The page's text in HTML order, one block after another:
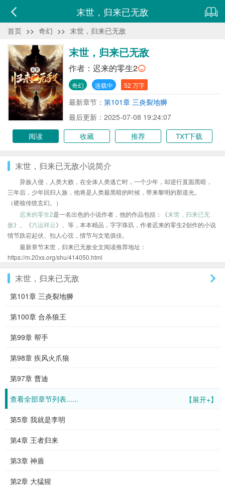
末世，归来已无敌
首页 >> 奇幻 >> 末世，归来已无敌
末世，归来已无敌
作者： 迟来的零生2
奇幻 连载中 52 万字
最新章节： 第101章 三炎裂地狮
最后更新：2025-07-08 19:24:07
阅读
收藏 推荐 TXT下载
末世，归来已无敌小说简介
异族入侵，人类大败，在全体人类逃亡时，一个少年，却逆行直面黑暗，
三年后，少年回归人族，他将是人类最黑暗的时候，带来黎明的那道光。
（硬核传统玄幻。）
迟来的零生2是一名出色的小说作者，他的作品包括：《末世，归来已无
敌》、《六运祥云》、等，本本精品，字字珠玑，作者迟来的零生2创作的小说
情节跌宕起伏、扣人心弦，情节与文笔俱佳。
最新章节末世，归来已无敌全文阅读推荐地址：
https://m.20xs.org/shu/414050.html
末世，归来已无敌
第101章 三炎裂地狮
第100章 合杀狼王
第99章 帮手
第98章 疾风火爪狼
第97章 曹迪
【展开+】
查看全部章节列表......
第5章 我就是李明
第4章 王者归来
第3章 神盾
第2章 大猛猩